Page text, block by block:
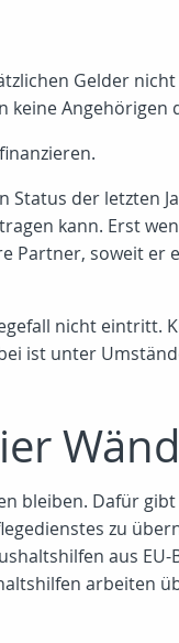
Gelder
keine Angehörigen
der letzten
kann. Erst
soweit er
nicht eintritt.
ist unter
bleiben. Dafür
zu
aus
arbeiten